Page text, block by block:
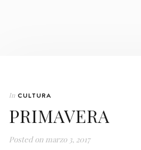
In CULTURA
PRIMAVERA
Posted on marzo 3, 2017